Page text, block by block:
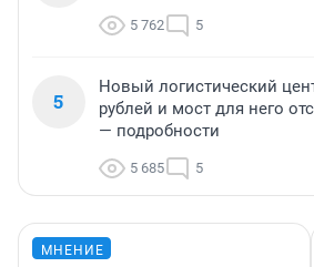
5 762 5
5
Новый логистический
рублей и мост для него
— подробности
5 685 5
МНЕНИЕ